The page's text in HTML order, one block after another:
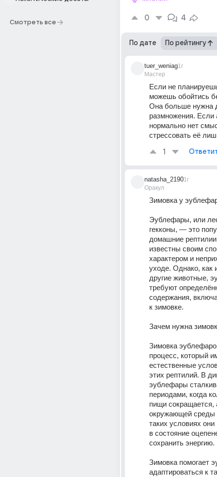
Смотреть все 0 4
По дате По рейтингу
tuer_weniag
Мастер
1г
Если не
можешь обойтись
Она больше нужна
размножения. Если
нормально нет
стрессовать её
1
natasha_2190
Оракул
1г
Зимовка у
Эублефары, или
гекконы, — это
домашние
известны своим
характером и
уходе. Однако, как
другие животные,
требуют
содержания,
к зимовке.
Зачем нужна
Зимовка
процесс, который
естественные
этих рептилий. В
эублефары
периодами, когда
пищи сокращается,
окружающей среды
таких условиях они
в состояние
сохранить энергию.
Зимовка помогает
адаптироваться к